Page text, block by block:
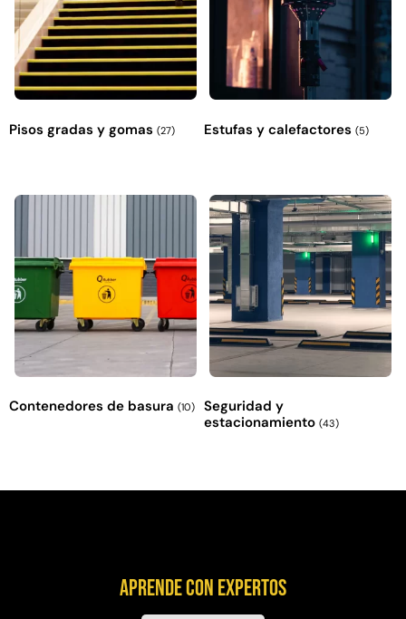
Pisos gradas y gomas (27) Estufas y calefactores (5)
Contenedores de basura (10)
Seguridad y
estacionamiento (43)
Aprende con expertos